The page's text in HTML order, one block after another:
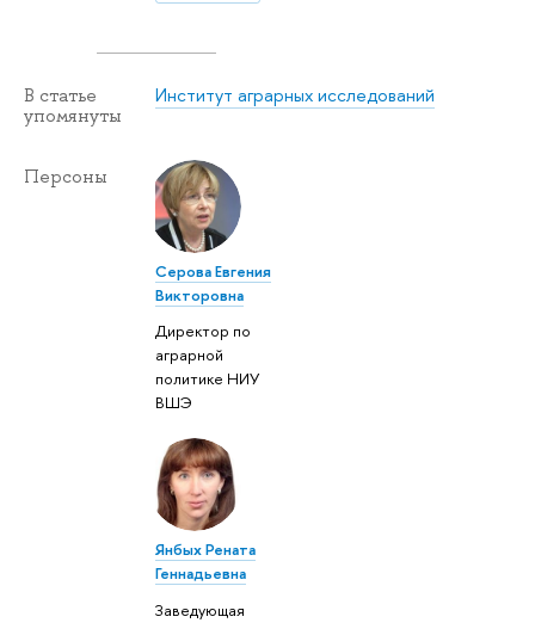
В статье
упомянуты
Институт аграрных исследований
Персоны
Серова Евгения
Викторовна
Директор по
аграрной
политике НИУ
ВШЭ
Янбых Рената
Геннадьевна
Заведующая